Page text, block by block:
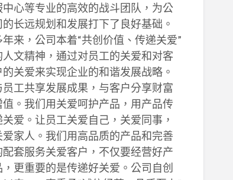
中心等专业的高效的战斗团队，为公
的长远规划和发展打下了良好基础。
年来，公司本着“共创价值、传递关爱”
人文精神，通过对员工的关爱和对客
的关爱来实现企业的和谐发展战略。
员工共享发展成果，与客户分享财富
值。我们用关爱呵护产品，用产品传
关爱。让员工关爱自己，关爱同事，
爱家人。我们用高品质的产品和完善
配套服务关爱客户，不仅要经营好产
，更重要的是传递好关爱。公司自创